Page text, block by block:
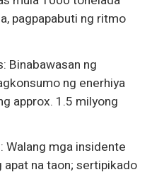
pagpapabuti ng ritmo
Binabawasan ng
ng enerhiya
approx. 1.5 milyong
Walang mga insidente
na taon; sertipikado